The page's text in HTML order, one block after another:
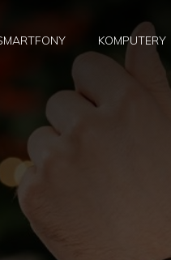
KOMPUTERY